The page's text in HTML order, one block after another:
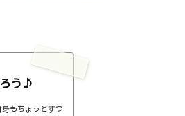
ろう♪
もちょっとずつ